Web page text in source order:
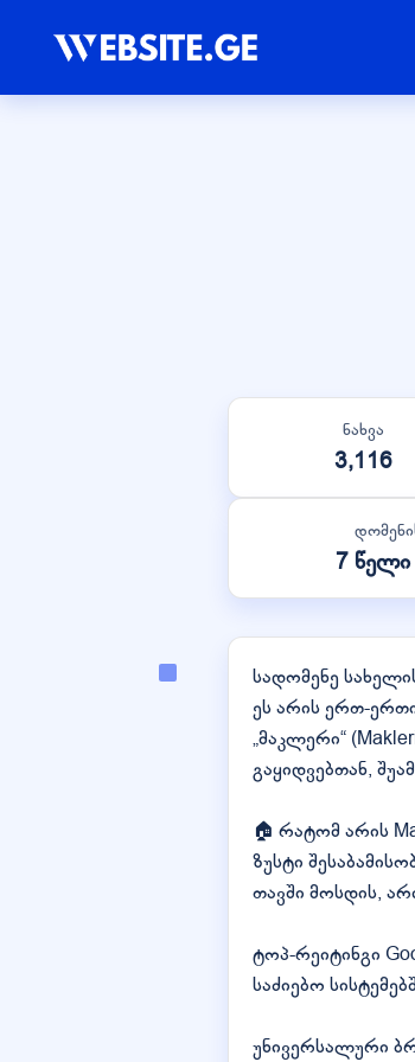
ნახვა
3,116
7
სადომენე
ეს არის ერთ-
„მაკლერი“
გაყიდვებთან,
🏠 რატომ არის
ზუსტი
თავში მოსდის,
ტოპ-რეიტინგი
საძიებო
უნივერსალური